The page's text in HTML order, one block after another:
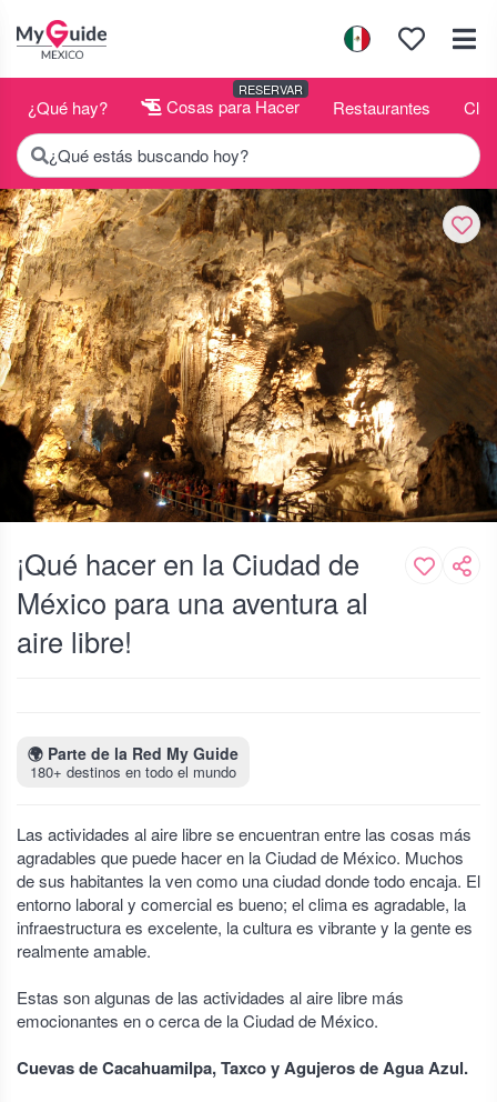
¿Qué hay? Cosas para Hacer
RESERVAR
Restaurantes
¿Qué estás buscando hoy?
¡Qué hacer en la Ciudad de
México para una aventura al
aire libre!
🌍 Parte de la Red My Guide
180+ destinos en todo el mundo
Las actividades al aire libre se encuentran entre las cosas más
agradables que puede hacer en la Ciudad de México. Muchos
de sus habitantes la ven como una ciudad donde todo encaja. El
entorno laboral y comercial es bueno; el clima es agradable, la
infraestructura es excelente, la cultura es vibrante y la gente es
realmente amable.
Estas son algunas de las actividades al aire libre más
emocionantes en o cerca de la Ciudad de México.
Cuevas de Cacahuamilpa, Taxco y Agujeros de Agua Azul.